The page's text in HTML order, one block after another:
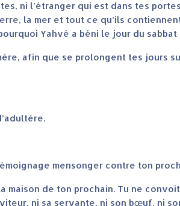
ni l’étranger qui est dans tes
la mer et tout ce qu’ils
Yahvé a béni le jour du sabbat
afin que se prolongent tes jours
mensonger contre ton
maison de ton prochain. Tu ne
ni sa servante, ni son bœuf, ni